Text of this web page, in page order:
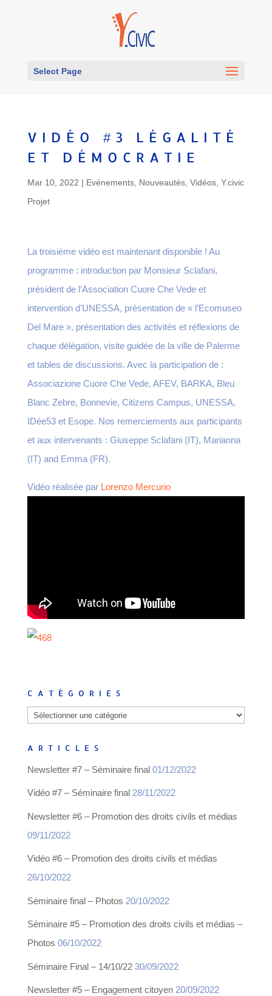
Select Page
VIDÉO #3 LÉGALITÉ
ET DÉMOCRATIE
Mar 10, 2022 | Evénements, Nouveautés, Vidéos, Y.civic
Projet
La troisième vidéo est maintenant disponible ! Au
programme : introduction par Monsieur Sclafani,
président de l’Association Cuore Che Vede et
intervention d’UNESSA, présentation de « l’Ecomuseo
Del Mare », présentation des activités et réflexions de
chaque délégation, visite guidée de la ville de Palerme
et tables de discussions. Avec la participation de :
Associazione Cuore Che Vede, AFEV, BARKA, Bleu
Blanc Zebre, Bonnevie, Citizens Campus, UNESSA,
IDée53 et Esope. Nos remerciements aux participants
et aux intervenants : Giuseppe Sclafani (IT), Marianna
(IT) and Emma (FR).
Vidéo réalisée par Lorenzo Mercurio
CATÉGORIES
Catégories
ARTICLES
Newsletter #7 – Séminaire final 01/12/2022
Vidéo #7 – Séminaire final 28/11/2022
Newsletter #6 – Promotion des droits civils et médias
09/11/2022
Vidéo #6 – Promotion des droits civils et médias
26/10/2022
Séminaire final – Photos 20/10/2022
Séminaire #5 – Promotion des droits civils et médias –
Photos 06/10/2022
Séminaire Final – 14/10/22 30/09/2022
Newsletter #5 – Engagement citoyen 20/09/2022